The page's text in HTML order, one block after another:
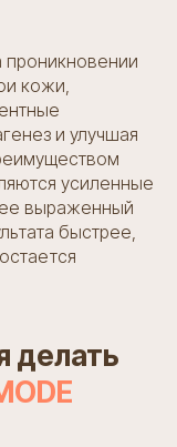
проникновении
кожи,
и улучшая
усиленные
выраженный
быстрее,
делать